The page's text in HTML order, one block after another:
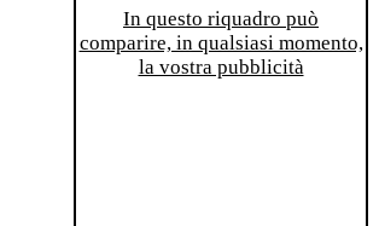
In questo riquadro può
comparire, in qualsiasi momento,
la vostra pubblicità